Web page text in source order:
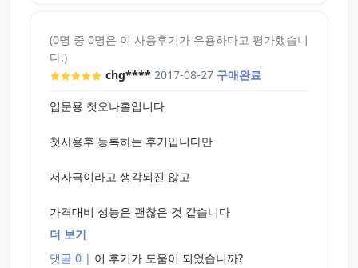
큰 자극은 느끼지 못했습니다-
평소에 자위를 많이 하시는분이시라면 괜히 큰겁 먹
지말고 노말말고 하드로 주문하시는것이 훨씬 좋습
가격부터 생각해보면 첫 오나홀로는 굉장히 좋다고
하지만 그전에 말했듯이 자주 자위하신분이시라면
(0명 중 0명은 이 사용후기가 유용하다고 평가했습니
다.)
chg**** 2017-08-27 구매완료
입문용 첫오나홀입니다
첫사용후 등록하는 후기입니다만
저자극이라고 생각되진 않고
가격대비 성능은 괜찮은 것 같습니다
더 보기
댓글 0 | 이 후기가 도움이 되었습니까?